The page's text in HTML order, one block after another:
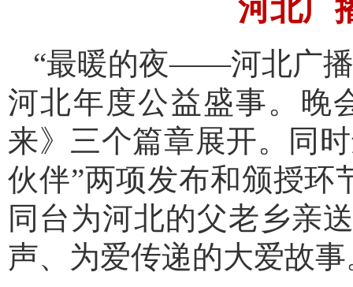
河北广
“最暖的夜——河北广播
河北年度公益盛事。晚
来》三个篇章展开。同
伙伴”两项发布和颁授环
同台为河北的父老乡亲
声、为爱传递的大爱故事